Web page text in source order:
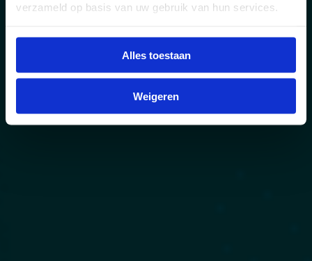
verzameld op basis van uw gebruik van hun services.
Alles toestaan
Weigeren